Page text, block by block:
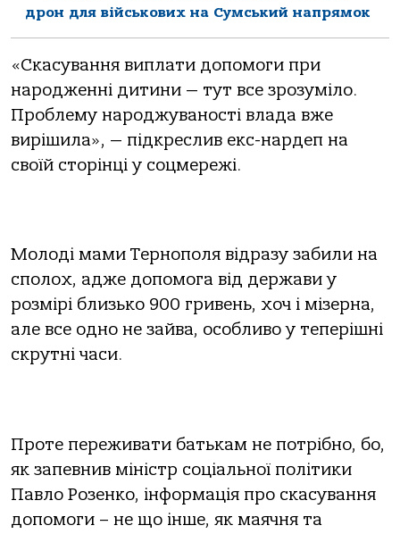
дрон для військових на Сумський напрямок
«Скасування виплати допомоги при
народженні дитини — тут все зрозуміло.
Проблему народжуваності влада вже
вирішила», — підкреслив екс-нардеп на
своїй сторінці у соцмережі.
Молоді мами Тернополя відразу забили на
сполох, адже допомога від держави у
розмірі близько 900 гривень, хоч і мізерна,
але все одно не зайва, особливо у теперішні
скрутні часи.
Проте переживати батькам не потрібно, бо,
як запевнив мiнicтp coцiaльнoї пoлiтики
Пaвло Рoзeнко, інформація про скасування
допомоги – не що інше, як мaячня та